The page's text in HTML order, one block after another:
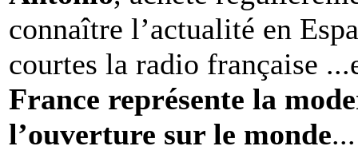
connaître l’actualité en
courtes la radio française
France représente la
l’ouverture sur le monde...